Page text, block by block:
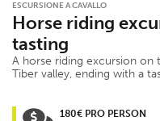
ESCURSIONE A CAVALLO
Horse riding
tasting
A horse riding excursion on
Tiber valley, ending with a
180€ PRO PERSON